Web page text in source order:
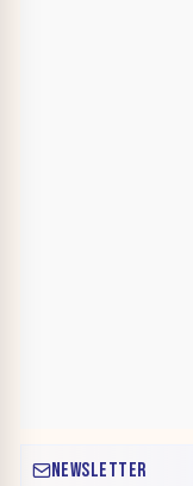
NEWSLETTER